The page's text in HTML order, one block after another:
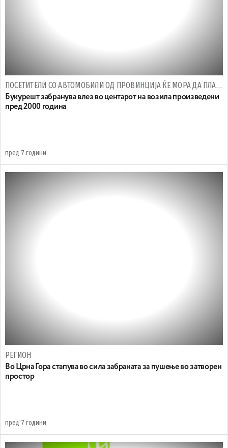
ПОСЕТИТЕЛИ СО АВТОМОБИЛИ ОД ПРОВИНЦИЈА ЌЕ МОРА ДА ПЛАЌААТ ДНЕВЕН БИЛЕТ
Букурешт забранува влез во центарот на возила произведени
пред 2000 година
пред 7 години
РЕГИОН
Во Црна Гора стапува во сила забраната за пушење во затворен
простор
пред 7 години